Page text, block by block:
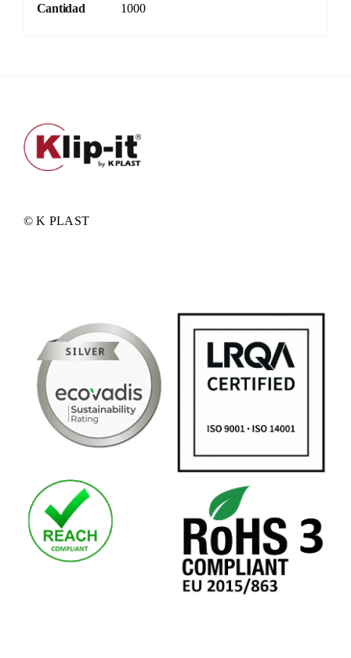
Cantidad 1000
© K PLAST